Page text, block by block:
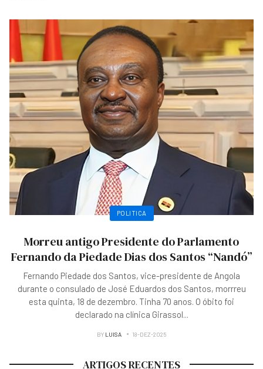
POLITICA
Morreu antigo Presidente do Parlamento
Fernando da Piedade Dias dos Santos “Nandó”
Fernando Piedade dos Santos, vice-presidente de Angola
durante o consulado de José Eduardos dos Santos, morrreu
esta quinta, 18 de dezembro. Tinha 70 anos. O óbito foi
declarado na clínica Girassol...
BY LUISA 18-DEZ-2025
ARTIGOS RECENTES